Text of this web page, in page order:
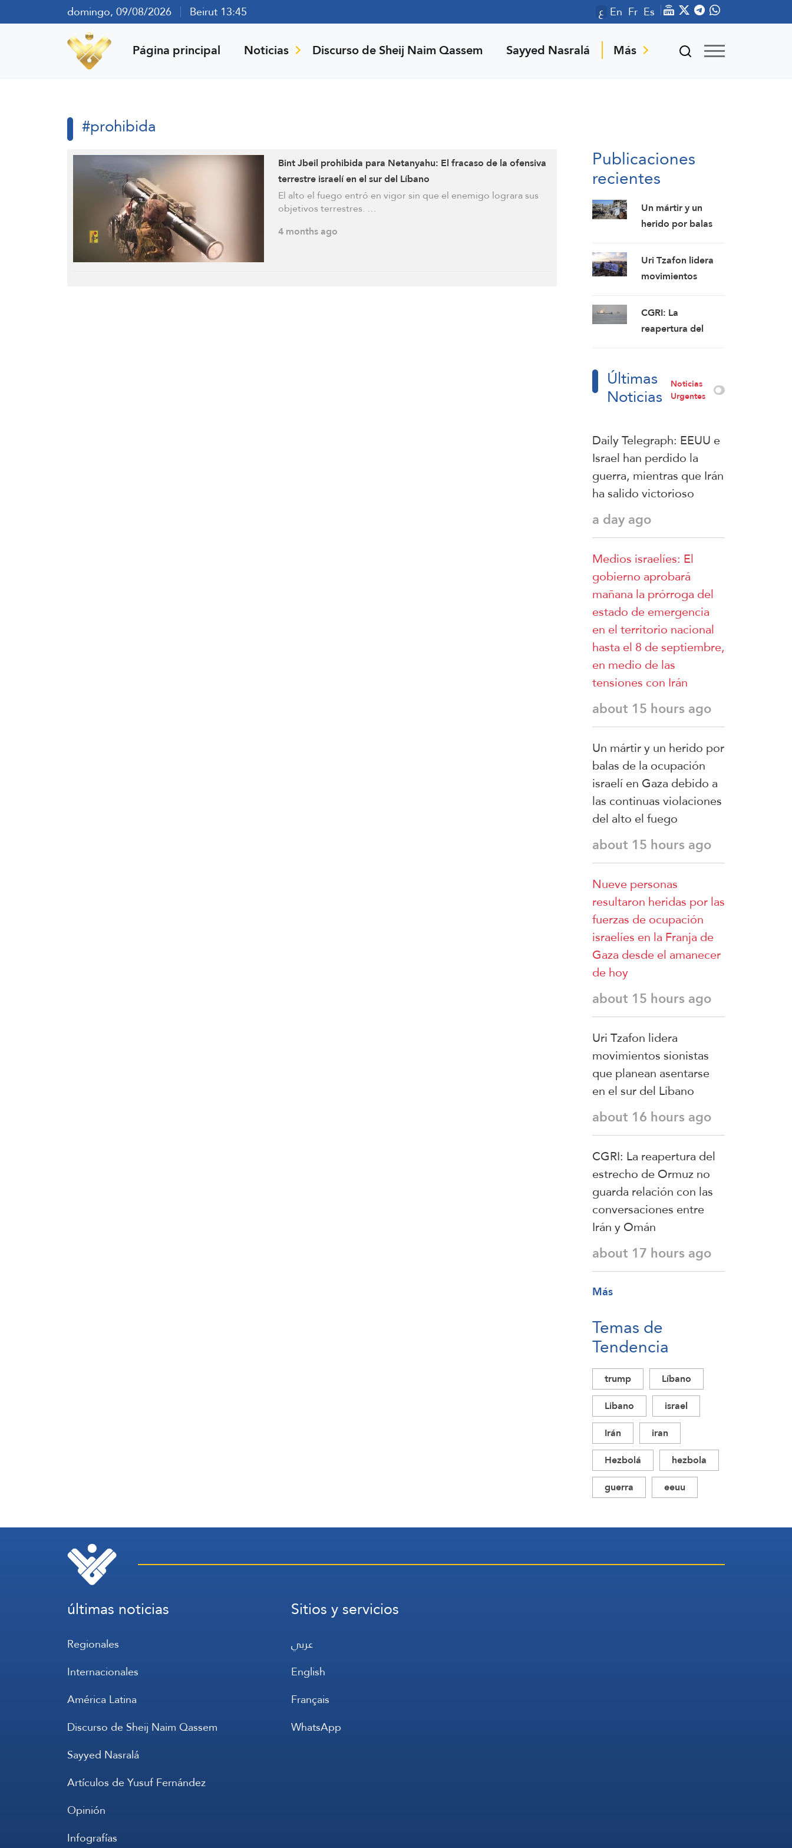
domingo, 09/08/2026 Beirut 13:45 ع En Fr Es
Página principal Noticias Discurso de Sheij Naim Qassem Sayyed Nasralá Más
#prohibida
Bint Jbeil prohibida para Netanyahu: El fracaso de la ofensiva
terrestre israelí en el sur del Líbano
El alto el fuego entró en vigor sin que el enemigo lograra sus
objetivos terrestres. …
4 months ago
Publicaciones
recientes
Un mártir y un
herido por balas
israelí en Gaza
debido a las
el fuego
Uri Tzafon lidera
movimientos
planean asentarse
en el sur del Líbano
CGRI: La
reapertura del
con las
conversaciones
Últimas
Noticias Noticias
Urgentes
Daily Telegraph: EEUU e
Israel han perdido la
guerra, mientras que Irán
ha salido victorioso
a day ago
Medios israelíes: El
gobierno aprobará
mañana la prórroga del
estado de emergencia
en el territorio nacional
hasta el 8 de septiembre,
en medio de las
tensiones con Irán
about 15 hours ago
Un mártir y un herido por
balas de la ocupación
israelí en Gaza debido a
las continuas violaciones
del alto el fuego
about 15 hours ago
Nueve personas
resultaron heridas por las
fuerzas de ocupación
israelíes en la Franja de
Gaza desde el amanecer
de hoy
about 15 hours ago
Uri Tzafon lidera
movimientos sionistas
que planean asentarse
en el sur del Líbano
about 16 hours ago
CGRI: La reapertura del
estrecho de Ormuz no
guarda relación con las
conversaciones entre
Irán y Omán
about 17 hours ago
Más
Temas de
Tendencia
trump
Líbano
Libano
israel
Irán
iran
Hezbolá
hezbola
guerra
eeuu
últimas noticias
Regionales
Internacionales
América Latina
Discurso de Sheij Naim Qassem
Sayyed Nasralá
Artículos de Yusuf Fernández
Opinión
Infografías
Sitios y servicios
عربي
English
Français
WhatsApp